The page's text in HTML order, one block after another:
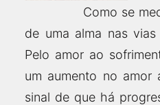
Como se
de uma alma nas
Pelo amor ao
um aumento no amor
sinal de que há